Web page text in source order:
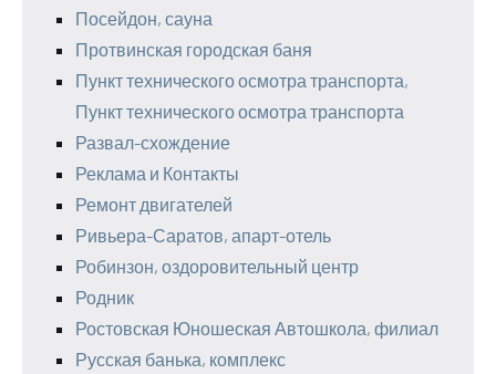
Посейдон, сауна
Протвинская городская баня
Пункт технического осмотра транспорта,
Пункт технического осмотра транспорта
Развал-схождение
Реклама и Контакты
Ремонт двигателей
Ривьера-Саратов, апарт-отель
Робинзон, оздоровительный центр
Родник
Ростовская Юношеская Автошкола, филиал
Русская банька, комплекс